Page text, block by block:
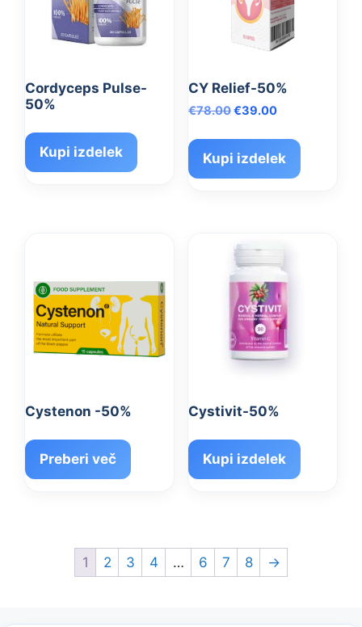
Cordyceps Pulse-
50%
Kupi izdelek
CY Relief-50%
€78.00Izvirna
je
bila:
€78.00.
€39.00Trenutna
je:
€39.00.
Kupi izdelek
Cystenon -50%
Preberi več
Cystivit-50%
Kupi izdelek
1 2 3 4 … 6 7 8 →